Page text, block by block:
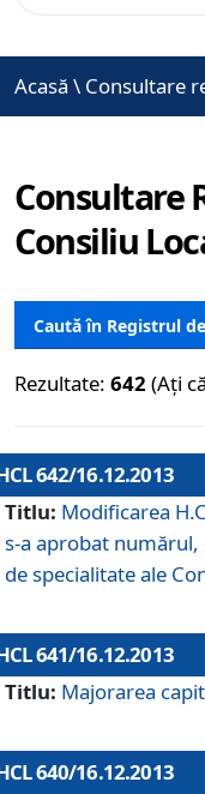
Acasă \ Consultare
Consultare
Consiliu
Caută în Registrul
Rezultate: 642 (Ați
642/16.12.2013
Titlu: Modificarea
s-a aprobat
de specialitate ale
641/16.12.2013
Titlu: Majorarea
640/16.12.2013